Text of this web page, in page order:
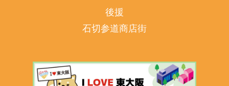
後援
石切参道商店街